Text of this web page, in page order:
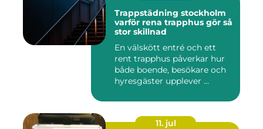
Trappstädning stockholm
varför rena trapphus gör så
stor skillnad
En välskött entré och ett
rent trapphus påverkar hur
både boende, besökare och
hyresgäster upplever ...
11. jul